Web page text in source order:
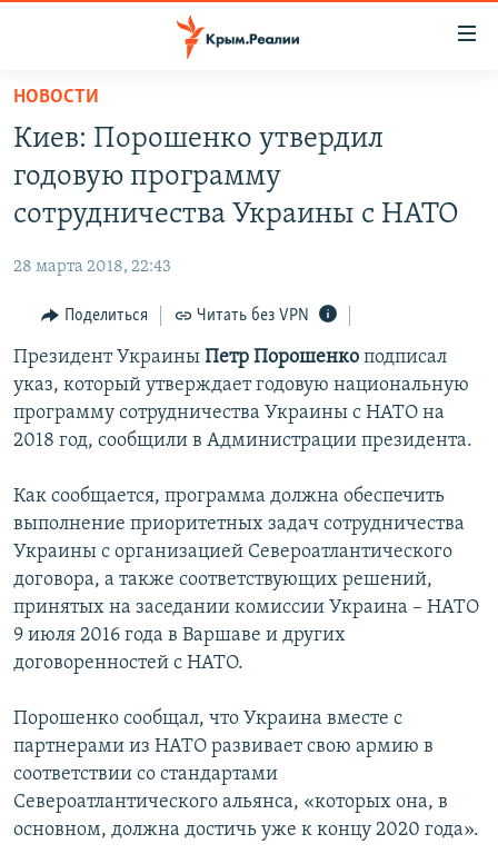
Вернуться
основному
содержанию
главной
навигации
Вернутся
поиску
СПЕЦПРОЕКТЫ
11 ЛЕТ ОККУПАЦИИ КРЫМА. 11 ИСТОРИЙ СОПРОТИВЛЕНИЯ
ЕЩЕ
ИНТЕРАКТИВ
ИНФОГРАФИКА
ТЕЛЕПРОЕКТ КРЫМ.РЕАЛИИ
СОВЕТЫ ПРАВОЗАЩИТНИКОВ
ПОБЕДИТЕЛЕЙ НЕ СУДЯТ?
КРЫМ.НЕПОКОРЕННЫЙ
ELIFBE
УКРАИНСКАЯ ПРОБЛЕМА КРЫМА
РАДІО СВОБОДА
КАК ОБОЙТИ БЛОКИРОВКУ
Українською
ПРИСОЕДИНЯЙТЕСЬ!
Все сайты RFE/RL
НОВОСТИ
Киев: Порошенко утвердил
годовую программу
сотрудничества Украины с НАТО
28 марта 2018, 22:43
Поделиться Читать без VPN
Президент Украины Петр Порошенко подписал
указ, который утверждает годовую национальную
программу сотрудничества Украины с НАТО на
2018 год, сообщили в Администрации президента.
Как сообщается, программа должна обеспечить
выполнение приоритетных задач сотрудничества
Украины с организацией Североатлантического
договора, а также соответствующих решений,
принятых на заседании комиссии Украина – НАТО
9 июля 2016 года в Варшаве и других
договоренностей с НАТО.
Порошенко сообщал, что Украина вместе с
партнерами из НАТО развивает свою армию в
соответствии со стандартами
Североатлантического альянса, «которых она, в
основном, должна достичь уже к концу 2020 года».